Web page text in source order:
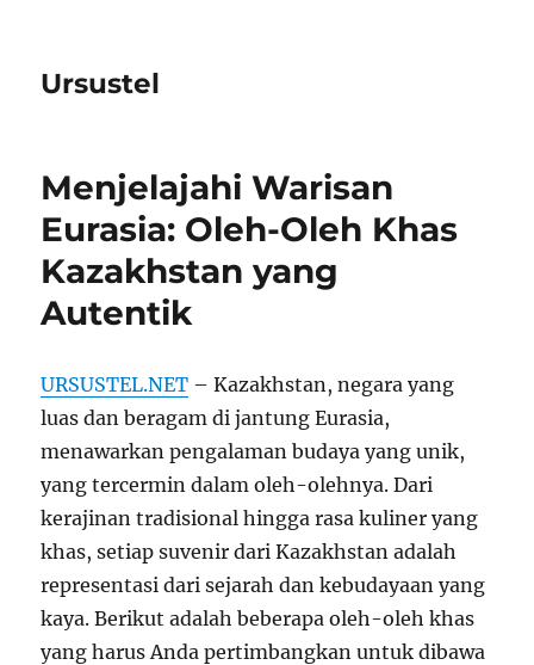
Ursustel
Menjelajahi Warisan
Eurasia: Oleh-Oleh Khas
Kazakhstan yang
Autentik
URSUSTEL.NET – Kazakhstan, negara yang
luas dan beragam di jantung Eurasia,
menawarkan pengalaman budaya yang unik,
yang tercermin dalam oleh-olehnya. Dari
kerajinan tradisional hingga rasa kuliner yang
khas, setiap suvenir dari Kazakhstan adalah
representasi dari sejarah dan kebudayaan yang
kaya. Berikut adalah beberapa oleh-oleh khas
yang harus Anda pertimbangkan untuk dibawa